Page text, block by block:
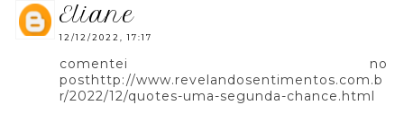
eliane
12/12/2022, 17:17
comentei no
posthttp://www.revelandosentimentos.com.b
r/2022/12/quotes-uma-segunda-chance.html